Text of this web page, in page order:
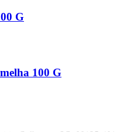
G
100 G